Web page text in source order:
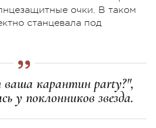
очки. В таком
станцевала под
карантин party?",
у поклонников звезда.